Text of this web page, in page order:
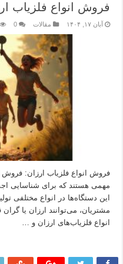
فروش انواع فلزیاب
آبان ۱۷, ۱۴۰۴ مقالات 0
فروش انواع فلزیاب ارزان: فروش
مهمی هستند که برای شناسایی
این دستگاه‌ها در انواع مختلفی
مشتریان، می‌توانند ارزان یا
انواع فلزیاب‌های ارزان و …